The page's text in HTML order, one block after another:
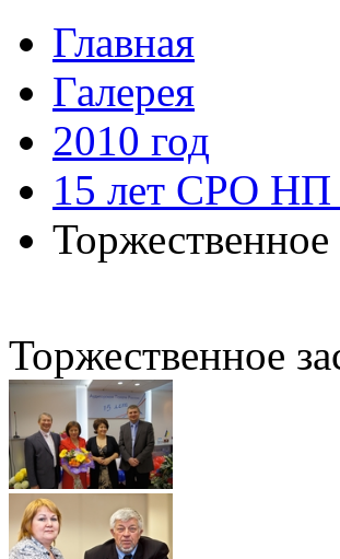
Главная
Галерея
2010 год
15 лет СРО
Торжественное
Торжественное